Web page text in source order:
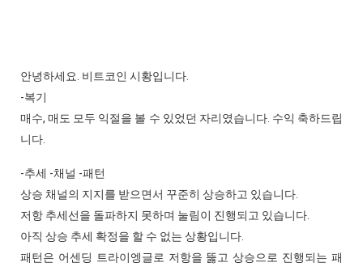
안녕하세요. 비트코인 시황입니다.
-복기
매수, 매도 모두 익절을 볼 수 있었던 자리였습니다. 수익 축하드립
니다.
-추세 -채널 -패턴
상승 채널의 지지를 받으면서 꾸준히 상승하고 있습니다.
저항 추세선을 돌파하지 못하며 눌림이 진행되고 있습니다.
아직 상승 추세 확정을 할 수 없는 상황입니다.
패턴은 어센딩 트라이엥글로 저항을 뚫고 상승으로 진행되는 패